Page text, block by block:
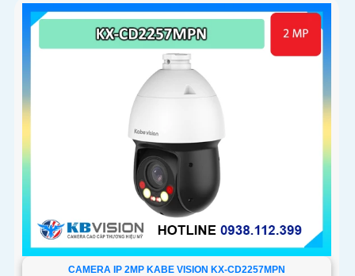
CAMERA IP 2MP KABE VISION KX-CD2257MPN